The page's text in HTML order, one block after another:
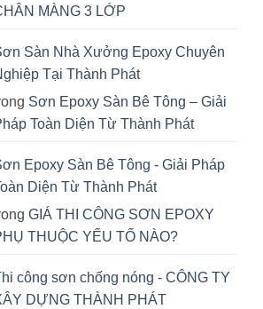
MÀNG 3 LỚP
Sàn Nhà Xưởng Epoxy Chuyên
Tại Thành Phát
Sơn Epoxy Sàn Bê Tông – Giải
Toàn Diện Từ Thành Phát
Epoxy Sàn Bê Tông - Giải Pháp
Diện Từ Thành Phát
GIÁ THI CÔNG SƠN EPOXY
THUỘC YẾU TỐ NÀO?
công sơn chống nóng - CÔNG TY
DỰNG THÀNH PHÁT